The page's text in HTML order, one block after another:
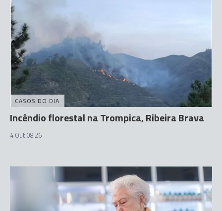
CASOS DO DIA
Incêndio florestal na Trompica, Ribeira Brava
4 Out 08:26